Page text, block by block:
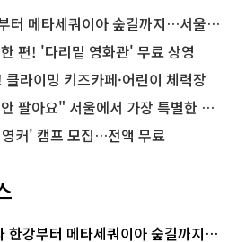
타세쿼이아 숲길까지…서울둘레길 15코스
편! '다리밑 영화관' 무료 상영
라이밍 키즈카페·어린이 체력장
요" 서울에서 가장 특별한 편의점의 정체
커' 캠프 모집…전액 무료
한강부터 메타세쿼이아 숲길까지…